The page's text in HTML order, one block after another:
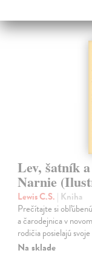
Lev, šatník
Narnie
Lewis C.S. | Kniha
Prečítajte si
a čarodejnica v
rodičia posielajú
Na sklade